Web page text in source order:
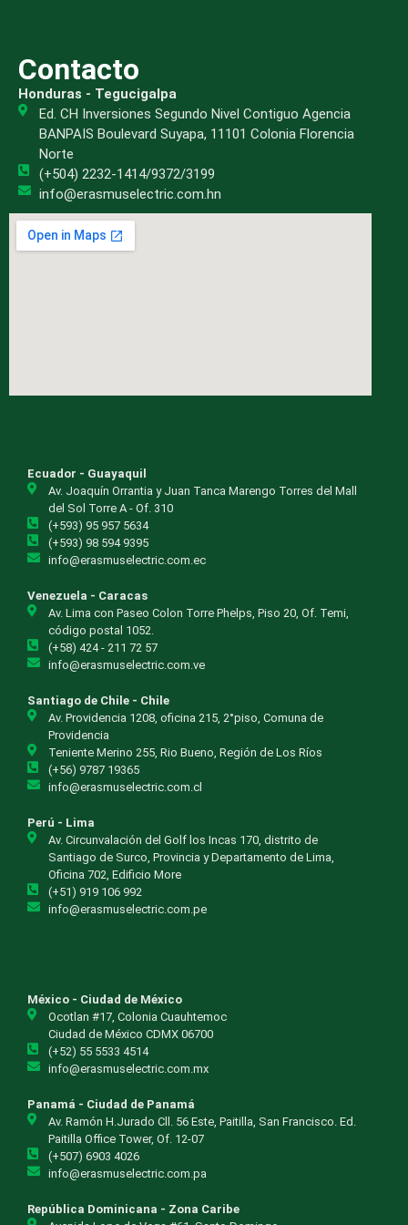
Contacto
Honduras - Tegucigalpa
Ed. CH Inversiones Segundo Nivel Contiguo Agencia
BANPAIS Boulevard Suyapa, 11101 Colonia Florencia
Norte
(+504) 2232-1414/9372/3199
info@erasmuselectric.com.hn
Ecuador - Guayaquil
Av. Joaquín Orrantia y Juan Tanca Marengo Torres del Mall
del Sol Torre A - Of. 310
(+593) 95 957 5634
(+593) 98 594 9395
info@erasmuselectric.com.ec
Venezuela - Caracas
Av. Lima con Paseo Colon Torre Phelps, Piso 20, Of. Temi,
código postal 1052.
(+58) 424 - 211 72 57
info@erasmuselectric.com.ve
Santiago de Chile - Chile
Av. Providencia 1208, oficina 215, 2°piso, Comuna de
Providencia
Teniente Merino 255, Rio Bueno, Región de Los Ríos
(+56) 9787 19365
info@erasmuselectric.com.cl
Perú - Lima
Av. Circunvalación del Golf los Incas 170, distrito de
Santiago de Surco, Provincia y Departamento de Lima,
Oficina 702, Edificio More
(+51) 919 106 992
info@erasmuselectric.com.pe
México - Ciudad de México
Ocotlan #17, Colonia Cuauhtemoc
Ciudad de México CDMX 06700
(+52) 55 5533 4514
info@erasmuselectric.com.mx
Panamá - Ciudad de Panamá
Av. Ramón H.Jurado Cll. 56 Este, Paitilla, San Francisco. Ed.
Paitilla Office Tower, Of. 12-07
(+507) 6903 4026
info@erasmuselectric.com.pa
República Dominicana - Zona Caribe